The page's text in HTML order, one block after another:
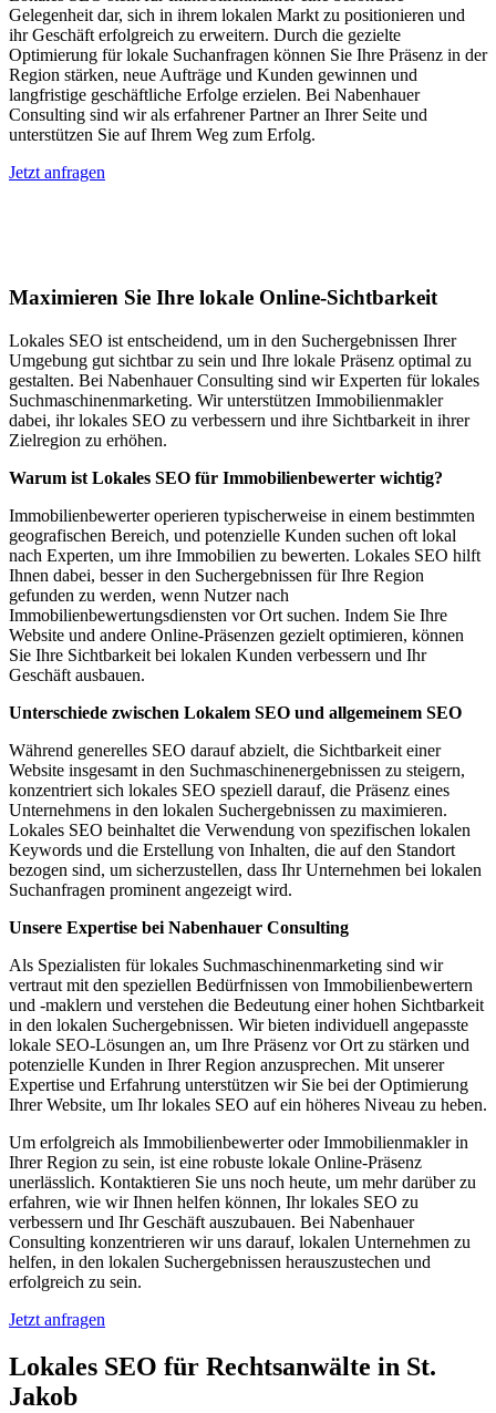
Gelegenheit dar, sich in ihrem lokalen Markt zu positionieren und
ihr Geschäft erfolgreich zu erweitern. Durch die gezielte
Optimierung für lokale Suchanfragen können Sie Ihre Präsenz in der
Region stärken, neue Aufträge und Kunden gewinnen und
langfristige geschäftliche Erfolge erzielen. Bei Nabenhauer
Consulting sind wir als erfahrener Partner an Ihrer Seite und
unterstützen Sie auf Ihrem Weg zum Erfolg.
Jetzt anfragen
Maximieren Sie Ihre lokale Online-Sichtbarkeit
Lokales SEO ist entscheidend, um in den Suchergebnissen Ihrer
Umgebung gut sichtbar zu sein und Ihre lokale Präsenz optimal zu
gestalten. Bei Nabenhauer Consulting sind wir Experten für lokales
Suchmaschinenmarketing. Wir unterstützen Immobilienmakler
dabei, ihr lokales SEO zu verbessern und ihre Sichtbarkeit in ihrer
Zielregion zu erhöhen.
Warum ist Lokales SEO für Immobilienbewerter wichtig?
Immobilienbewerter operieren typischerweise in einem bestimmten
geografischen Bereich, und potenzielle Kunden suchen oft lokal
nach Experten, um ihre Immobilien zu bewerten. Lokales SEO hilft
Ihnen dabei, besser in den Suchergebnissen für Ihre Region
gefunden zu werden, wenn Nutzer nach
Immobilienbewertungsdiensten vor Ort suchen. Indem Sie Ihre
Website und andere Online-Präsenzen gezielt optimieren, können
Sie Ihre Sichtbarkeit bei lokalen Kunden verbessern und Ihr
Geschäft ausbauen.
Unterschiede zwischen Lokalem SEO und allgemeinem SEO
Während generelles SEO darauf abzielt, die Sichtbarkeit einer
Website insgesamt in den Suchmaschinenergebnissen zu steigern,
konzentriert sich lokales SEO speziell darauf, die Präsenz eines
Unternehmens in den lokalen Suchergebnissen zu maximieren.
Lokales SEO beinhaltet die Verwendung von spezifischen lokalen
Keywords und die Erstellung von Inhalten, die auf den Standort
bezogen sind, um sicherzustellen, dass Ihr Unternehmen bei lokalen
Suchanfragen prominent angezeigt wird.
Unsere Expertise bei Nabenhauer Consulting
Als Spezialisten für lokales Suchmaschinenmarketing sind wir
vertraut mit den speziellen Bedürfnissen von Immobilienbewertern
und -maklern und verstehen die Bedeutung einer hohen Sichtbarkeit
in den lokalen Suchergebnissen. Wir bieten individuell angepasste
lokale SEO-Lösungen an, um Ihre Präsenz vor Ort zu stärken und
potenzielle Kunden in Ihrer Region anzusprechen. Mit unserer
Expertise und Erfahrung unterstützen wir Sie bei der Optimierung
Ihrer Website, um Ihr lokales SEO auf ein höheres Niveau zu heben.
Um erfolgreich als Immobilienbewerter oder Immobilienmakler in
Ihrer Region zu sein, ist eine robuste lokale Online-Präsenz
unerlässlich. Kontaktieren Sie uns noch heute, um mehr darüber zu
erfahren, wie wir Ihnen helfen können, Ihr lokales SEO zu
verbessern und Ihr Geschäft auszubauen. Bei Nabenhauer
Consulting konzentrieren wir uns darauf, lokalen Unternehmen zu
helfen, in den lokalen Suchergebnissen herauszustechen und
erfolgreich zu sein.
Jetzt anfragen
Lokales SEO für Rechtsanwälte in St.
Jakob